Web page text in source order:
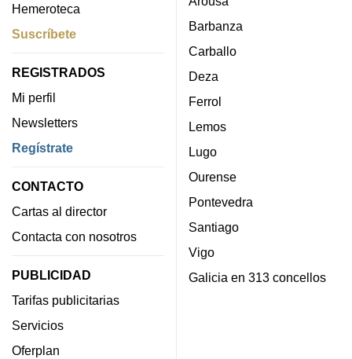
Hemeroteca
Suscríbete
REGISTRADOS
Mi perfil
Newsletters
Regístrate
CONTACTO
Cartas al director
Contacta con nosotros
PUBLICIDAD
Tarifas publicitarias
Servicios
Oferplan
Barbanza
Carballo
Deza
Ferrol
Lemos
Lugo
Ourense
Pontevedra
Santiago
Vigo
Galicia en 313 concellos